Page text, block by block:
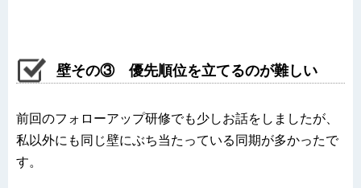
壁その③ 優先順位を立てるのが難しい
前回のフォローアップ研修でも少しお話をしましたが、
私以外にも同じ壁にぶち当たっている同期が多かったで
す。